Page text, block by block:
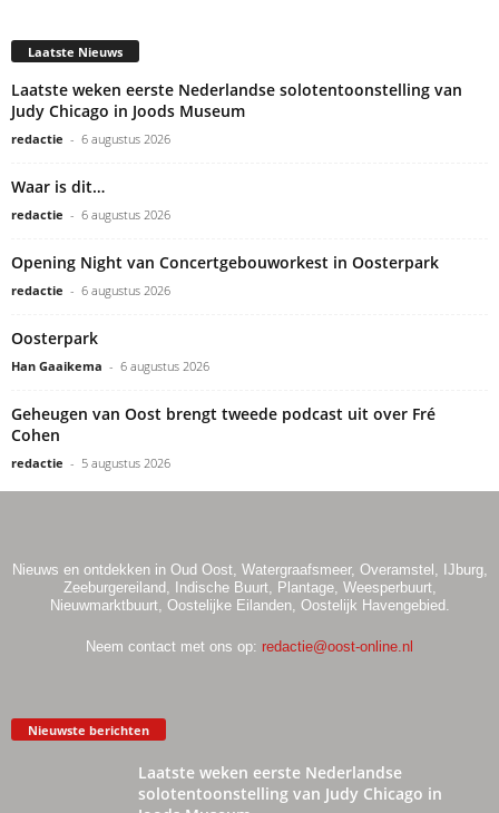
Laatste Nieuws
Laatste weken eerste Nederlandse solotentoonstelling van
Judy Chicago in Joods Museum
redactie - 6 augustus 2026
Waar is dit…
redactie - 6 augustus 2026
Opening Night van Concertgebouworkest in Oosterpark
redactie - 6 augustus 2026
Oosterpark
Han Gaaikema - 6 augustus 2026
Geheugen van Oost brengt tweede podcast uit over Fré
Cohen
redactie - 5 augustus 2026
Nieuws en ontdekken in Oud Oost, Watergraafsmeer, Overamstel, IJburg,
Zeeburgereiland, Indische Buurt, Plantage, Weesperbuurt,
Nieuwmarktbuurt, Oostelijke Eilanden, Oostelijk Havengebied.
Neem contact met ons op: redactie@oost-online.nl
Nieuwste berichten
Laatste weken eerste Nederlandse
solotentoonstelling van Judy Chicago in